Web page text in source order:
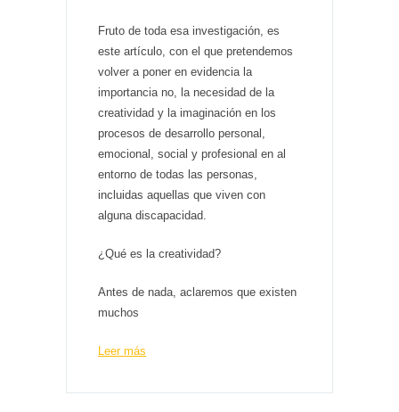
Fruto de toda esa investigación, es
este artículo, con el que pretendemos
volver a poner en evidencia la
importancia no, la necesidad de la
creatividad y la imaginación en los
procesos de desarrollo personal,
emocional, social y profesional en al
entorno de todas las personas,
incluidas aquellas que viven con
alguna discapacidad.
¿Qué es la creatividad?
Antes de nada, aclaremos que existen
muchos
Leer más